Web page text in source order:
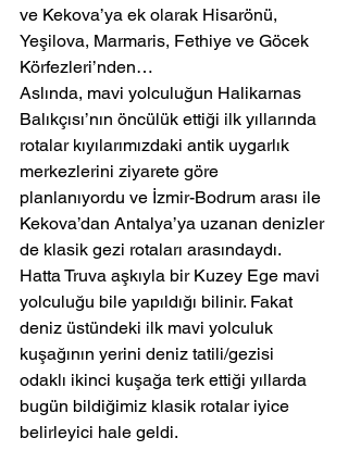
ve Kekova’ya ek olarak Hisarönü,
Yeşilova, Marmaris, Fethiye ve Göcek
Körfezleri’nden…
Aslında, mavi yolculuğun Halikarnas
Balıkçısı’nın öncülük ettiği ilk yıllarında
rotalar kıyılarımızdaki antik uygarlık
merkezlerini ziyarete göre
planlanıyordu ve İzmir-Bodrum arası ile
Kekova’dan Antalya’ya uzanan denizler
de klasik gezi rotaları arasındaydı.
Hatta Truva aşkıyla bir Kuzey Ege mavi
yolculuğu bile yapıldığı bilinir. Fakat
deniz üstündeki ilk mavi yolculuk
kuşağının yerini deniz tatili/gezisi
odaklı ikinci kuşağa terk ettiği yıllarda
bugün bildiğimiz klasik rotalar iyice
belirleyici hale geldi.